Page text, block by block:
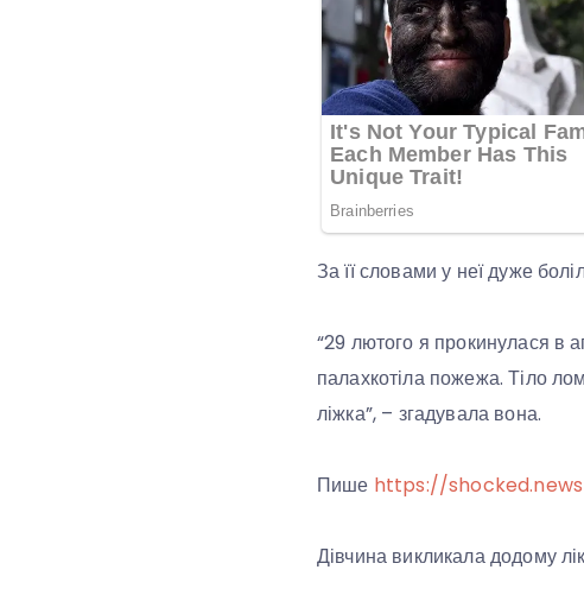
За її словами у неї дуже
“29 лютого я прокинулася в
палахкотіла пожежа. Тіло
ліжка”, – згадувала вона.
Пише https://shocked.news
Дівчина викликала додому